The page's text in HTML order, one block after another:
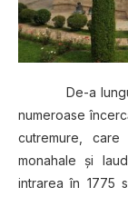
De-a lungul
numeroase
cutremure,
monahale şi
intrarea în 1775